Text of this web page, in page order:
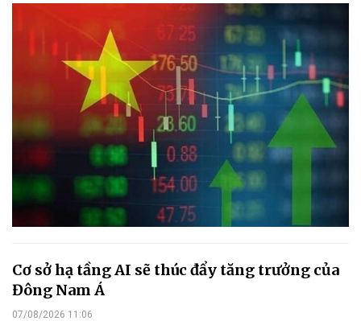
Cơ sở hạ tầng AI sẽ thúc đẩy tăng trưởng của
Đông Nam Á
07/08/2026 11:06